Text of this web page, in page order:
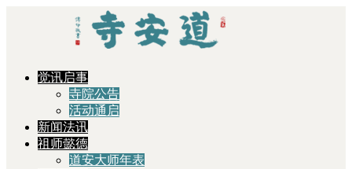
觉讯启事
寺院公告
活动通启
新闻法讯
祖师懿德
道安大师年表